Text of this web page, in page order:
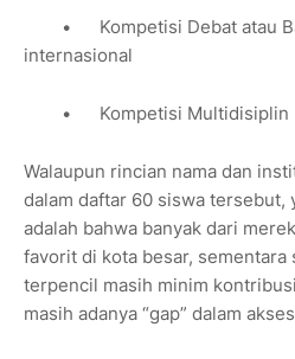
•
Kompetisi Debat atau
internasional
• Kompetisi Multidisiplin
Walaupun rincian nama dan
dalam daftar 60 siswa tersebut,
adalah bahwa banyak dari
favorit di kota besar, sementara
terpencil masih minim
masih adanya “gap” dalam